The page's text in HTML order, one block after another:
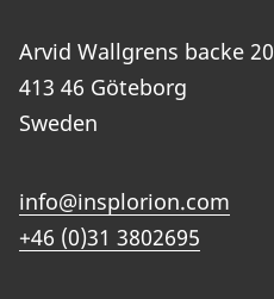
Arvid Wallgrens backe 20
413 46 Göteborg
Sweden
info@insplorion.com
+46 (0)31 3802695